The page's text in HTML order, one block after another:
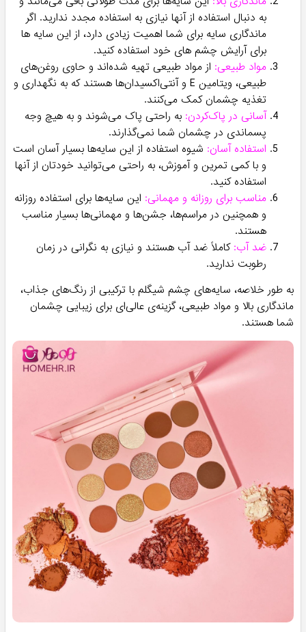
به دنبال استفاده از آنها نیازی به استفاده مجدد ندارید. اگر
ماندگاری سایه برای شما اهمیت زیادی دارد، از این سایه ها
برای آرایش چشم های خود استفاده کنید.
مواد طبیعی: از مواد طبیعی تهیه شده‌اند و حاوی روغن‌های
طبیعی، ویتامین E و آنتی‌اکسیدان‌ها هستند که به نگهداری و
تغذیه چشمان کمک می‌کنند.
آسانی در پاک‌کردن: به راحتی پاک می‌شوند و به هیچ وجه
پسماندی در چشمان شما نمی‌گذارند.
استفاده آسان: شیوه استفاده از این سایه‌ها بسیار آسان است
و با کمی تمرین و آموزش، به راحتی می‌توانید خودتان از آنها
استفاده کنید.
مناسب برای روزانه و مهمانی: این سایه‌ها برای استفاده روزانه
و همچنین در مراسم‌ها، جشن‌ها و مهمانی‌ها بسیار مناسب
هستند.
ضد آب: کاملاً ضد آب هستند و نیازی به نگرانی در زمان
رطوبت ندارید.
به طور خلاصه، سایه‌های چشم شیگلم با ترکیبی از رنگ‌های جذاب،
ماندگاری بالا و مواد طبیعی، گزینه‌ی عالی‌ای برای زیبایی چشمان
شما هستند.